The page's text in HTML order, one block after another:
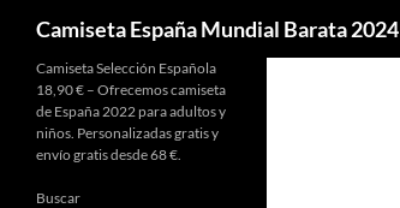
Camiseta España Mundial Barata 2024
Camiseta Selección Española
18,90 € – Ofrecemos camiseta
de España 2022 para adultos y
niños. Personalizadas gratis y
envío gratis desde 68 €.
Buscar